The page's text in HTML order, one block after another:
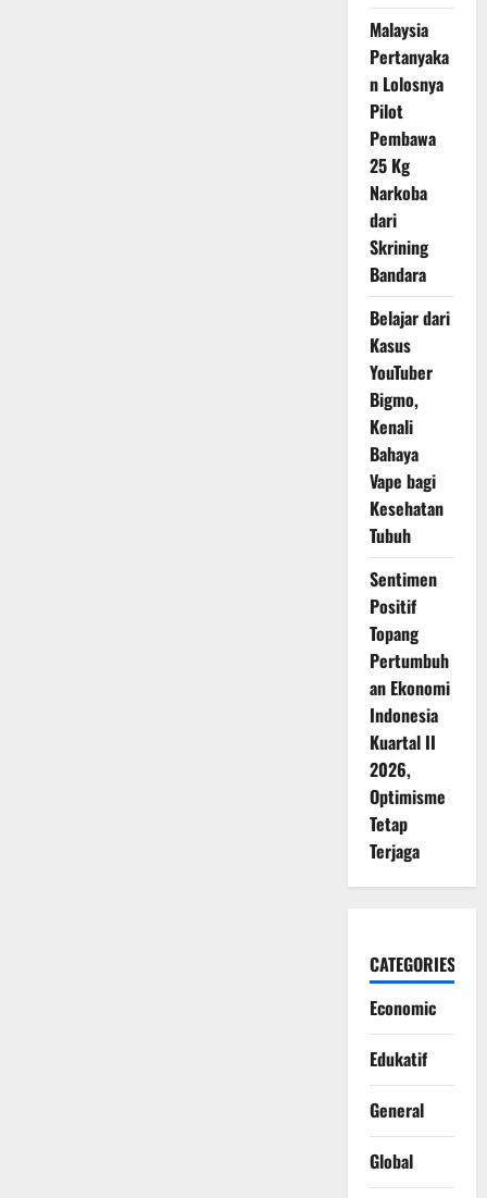
Malaysia
Pertanyaka
n Lolosnya
Pilot
Pembawa
25 Kg
Narkoba
dari
Skrining
Bandara
Belajar dari
Kasus
YouTuber
Bigmo,
Kenali
Bahaya
Vape bagi
Kesehatan
Tubuh
Sentimen
Positif
Topang
Pertumbuh
an Ekonomi
Indonesia
Kuartal II
2026,
Optimisme
Tetap
Terjaga
CATEGORIES
Economic
Edukatif
General
Global